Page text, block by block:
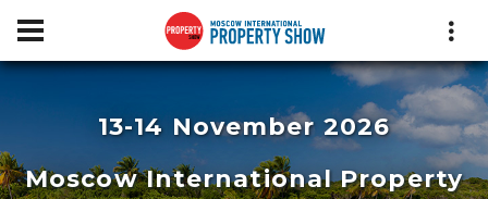
13-14 November 2026
Moscow International Property